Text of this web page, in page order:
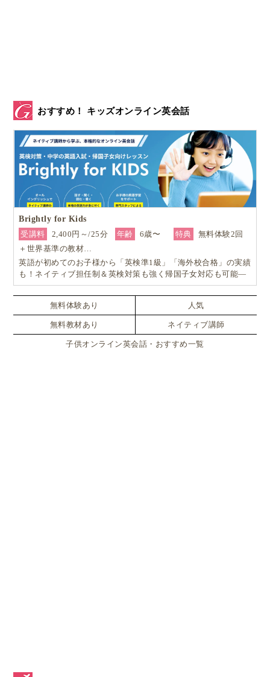
おすすめ！ キッズオンライン英会話
Brightly for Kids
受講料
2,400円～/25分 年齢 6歳〜 特典
無料体験2回
＋世界基準の教材…
英語が初めてのお子様から「英検準1級」「海外校合格」の実績
も！ネイティブ担任制＆英検対策も強く帰国子女対応も可能―
小学生からの4技能本格英会話『Brightly for Kids｜ブライトリ
ー』
無料体験あり
人気
無料教材あり ネイティブ講師
子供オンライン英会話・おすすめ一覧